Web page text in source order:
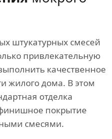
штукатурных смесей
привлекательную
качественное
жилого дома. В этом
отделка
покрытие
смесями.